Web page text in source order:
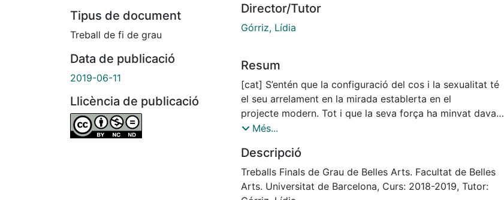
Tipus de document
Treball de fi de grau
Data de publicació
2019-06-11
Llicència de publicació
Director/Tutor
Górriz, Lídia
Resum
[cat] S’entén que la configuració del cos i la sexualitat té
el seu arrelament en la mirada establerta en el
projecte modern. Tot i que la seva força ha minvat davant
les estratègies dels estudis de gènere, encara té una forta
conforma una estructura social i conductual envers la
dona, objectivitzada i la transformada en un codi sexual i
eròtic, el qual comporta habitualment un rol de víctima,
Més...
Descripció
Treballs Finals de Grau de Belles Arts. Facultat de Belles
Arts. Universitat de Barcelona, Curs: 2018-2019, Tutor: